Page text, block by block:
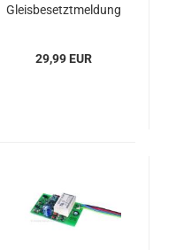
Gleisbesetztmeldung
29,99 EUR